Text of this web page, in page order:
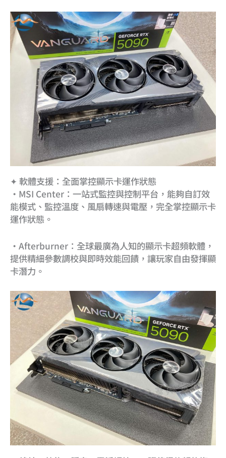
✦ 軟體支援：全面掌控顯示卡運作狀態
•MSI Center：一站式監控與控制平台，能夠自訂效
能模式、監控溫度、風扇轉速與電壓，完全掌控顯示卡
運作狀態。
•Afterburner：全球最廣為人知的顯示卡超頻軟體，
提供精細參數調校與即時效能回饋，讓玩家自由發揮顯
卡潛力。